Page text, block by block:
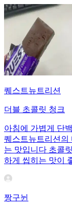
퀘스트뉴트리션
더블 초콜릿 청크
아침에 가볍게 단
퀘스트뉴트리션의
는 맛입니다 초콜
하게 씹히는 맛이
짱구뉜